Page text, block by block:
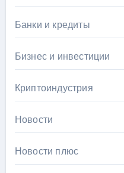
Банки и кредиты
Бизнес и инвестиции
Криптоиндустрия
Новости
Новости плюс